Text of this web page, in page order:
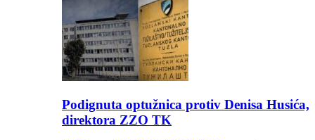
Podignuta optužnica protiv Denisa Husića,
direktora ZZO TK